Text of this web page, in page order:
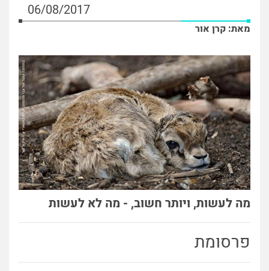
06/08/2017
מאת: קרן אור
מה לעשות, ויותר חשוב, - מה לא לעשות
פרסומת